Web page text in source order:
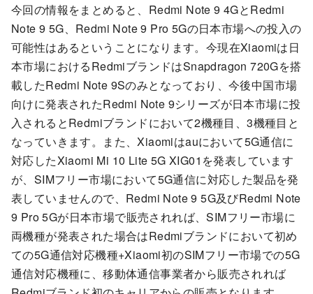
今回の情報をまとめると、Redmi Note 9 4GとRedmi
Note 9 5G、Redmi Note 9 Pro 5Gの日本市場への投入の
可能性はあるということになります。今現在Xiaomiは日
本市場におけるRedmiブランドはSnapdragon 720Gを搭
載したRedmi Note 9Sのみとなっており、今後中国市場
向けに発表されたRedmi Note 9シリーズが日本市場に投
入されるとRedmiブランドにおいて2機種目、3機種目と
なっていきます。また、Xiaomiはauにおいて5G通信に
対応したXiaomi Mi 10 Lite 5G XIG01を発表しています
が、SIMフリー市場において5G通信に対応した製品を発
表していませんので、Redmi Note 9 5G及びRedmi Note
9 Pro 5Gが日本市場で販売されれば、SIMフリー市場に
両機種が発表された場合はRedmiブランドにおいて初め
ての5G通信対応機種+Xiaomi初のSIMフリー市場での5G
通信対応機種に、移動体通信事業者から販売されれば